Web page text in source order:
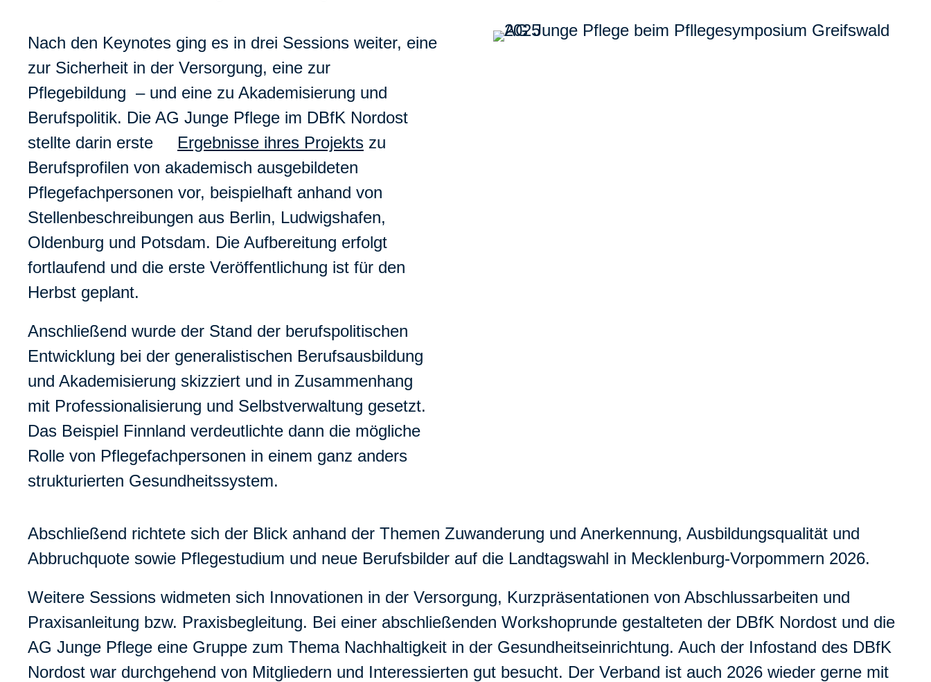
Nach den Keynotes ging es in drei Sessions weiter, eine
zur Sicherheit in der Versorgung, eine zur
Pflegebildung – und eine zu Akademisierung und
Berufspolitik. Die AG Junge Pflege im DBfK Nordost
stellte darin erste
Ergebnisse ihres Projekts zu
Berufsprofilen von akademisch ausgebildeten
Pflegefachpersonen vor, beispielhaft anhand von
Stellenbeschreibungen aus Berlin, Ludwigshafen,
Oldenburg und Potsdam. Die Aufbereitung erfolgt
fortlaufend und die erste Veröffentlichung ist für den
Herbst geplant.
Anschließend wurde der Stand der berufspolitischen
Entwicklung bei der generalistischen Berufsausbildung
und Akademisierung skizziert und in Zusammenhang
mit Professionalisierung und Selbstverwaltung gesetzt.
Das Beispiel Finnland verdeutlichte dann die mögliche
Rolle von Pflegefachpersonen in einem ganz anders
strukturierten Gesundheitssystem.
Abschließend richtete sich der Blick anhand der Themen Zuwanderung und Anerkennung, Ausbildungsqualität und
Abbruchquote sowie Pflegestudium und neue Berufsbilder auf die Landtagswahl in Mecklenburg-Vorpommern 2026.
Weitere Sessions widmeten sich Innovationen in der Versorgung, Kurzpräsentationen von Abschlussarbeiten und
Praxisanleitung bzw. Praxisbegleitung. Bei einer abschließenden Workshoprunde gestalteten der DBfK Nordost und die
AG Junge Pflege eine Gruppe zum Thema Nachhaltigkeit in der Gesundheitseinrichtung. Auch der Infostand des DBfK
Nordost war durchgehend von Mitgliedern und Interessierten gut besucht. Der Verband ist auch 2026 wieder gerne mit